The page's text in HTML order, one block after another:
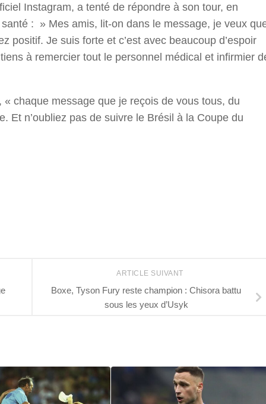
Instagram, a tenté de répondre à son tour, en
: » Mes amis, lit-on dans le message, je veux
positif. Je suis forte et c’est avec beaucoup d’espoir
à remercier tout le personnel médical et infirmier
chaque message que je reçois de vous tous, du
Et n’oubliez pas de suivre le Brésil à la Coupe du
ARTICLE SUIVANT
Boxe, Tyson Fury reste champion : Chisora battu
sous les yeux d’Usyk